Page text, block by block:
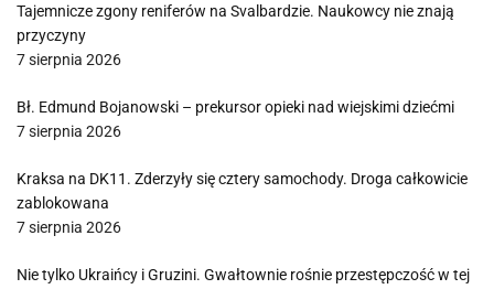
Tajemnicze zgony reniferów na Svalbardzie. Naukowcy nie znają
przyczyny
7 sierpnia 2026
Bł. Edmund Bojanowski – prekursor opieki nad wiejskimi dziećmi
7 sierpnia 2026
Kraksa na DK11. Zderzyły się cztery samochody. Droga całkowicie
zablokowana
7 sierpnia 2026
Nie tylko Ukraińcy i Gruzini. Gwałtownie rośnie przestępczość w tej